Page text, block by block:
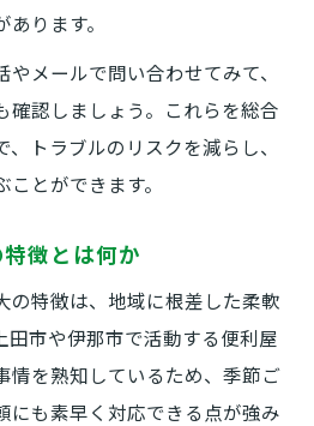
できる幅広い悩みごと
して悩みを早期解決
ラブルに便利屋が有効
較方法を提案
比較チェックリスト活用法
屋情報を集めるポイント
迷った時の判断基準
ス内容の正しい比較方法
ります。
メールで問い合わせてみて、
確認しましょう。これらを総合
トラブルのリスクを減らし、
とができます。
徴とは何か
の特徴は、地域に根差した柔軟
田市や伊那市で活動する便利屋
情を熟知しているため、季節ご
にも素早く対応できる点が強み